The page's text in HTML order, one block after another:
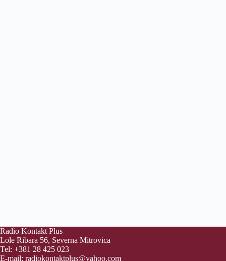
Radio Kontakt Plus
Lole Ribara 56, Severna Mitrovica
Tel: +381 28 425 023
E-mail: radiokontaktplus@yahoo.com